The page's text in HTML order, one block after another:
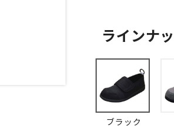
ラインナ
ブラック